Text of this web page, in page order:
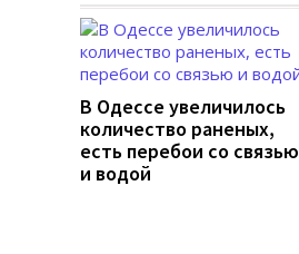
В Одессе увеличилось
количество раненых,
есть перебои со связью
и водой